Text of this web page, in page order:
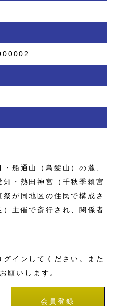
船通山（鳥髪山）の麓、
・熱田神宮（千秋季賴宮
が同地区の住民で構成さ
主催で斎行され、関係者
インしてください。また
願いします。
会員登録